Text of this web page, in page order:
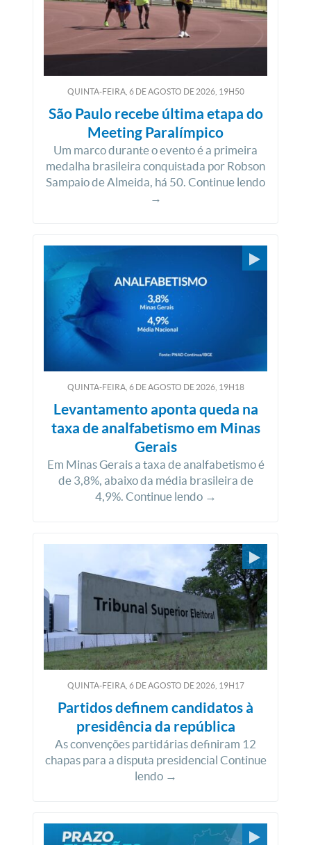
QUINTA-FEIRA, 6DEAGOSTO DE2026, 19H50
São Paulo recebe última etapa do
Meeting Paralímpico
Um marco durante o evento é a primeira
medalha brasileira conquistada por Robson
Sampaio de Almeida, há 50. Continue lendo
→
QUINTA-FEIRA, 6DEAGOSTO DE2026, 19H18
Levantamento aponta queda na
taxa de analfabetismo em Minas
Gerais
Em Minas Gerais a taxa de analfabetismo é
de 3,8%, abaixo da média brasileira de
4,9%. Continue lendo →
QUINTA-FEIRA, 6DEAGOSTO DE2026, 19H17
Partidos definem candidatos à
presidência da república
As convenções partidárias definiram 12
chapas para a disputa presidencial Continue
lendo →